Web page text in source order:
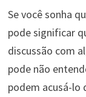
Se você sonha
pode significar
discussão com
pode não
podem acusá-lo